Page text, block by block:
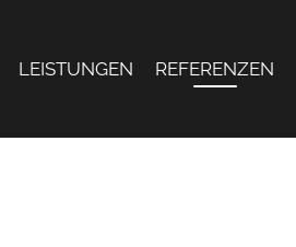
LEISTUNGEN REFERENZEN